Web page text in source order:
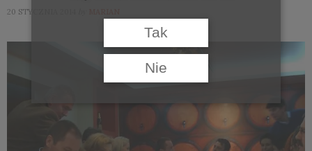
20 STYCZNIA 2014
Tak
Nie